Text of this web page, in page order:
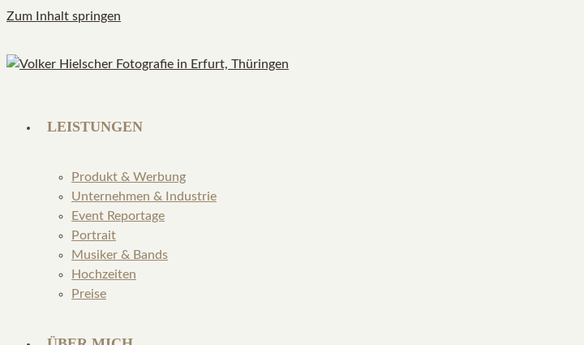
Zum Inhalt springen
LEISTUNGEN
Produkt & Werbung
Unternehmen & Industrie
Event Reportage
Portrait
Musiker & Bands
Hochzeiten
Preise